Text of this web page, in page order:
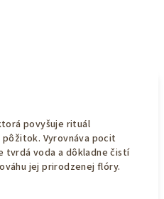
povyšuje rituál
Vyrovnáva pocit
voda a dôkladne čistí
jej prirodzenej flóry.